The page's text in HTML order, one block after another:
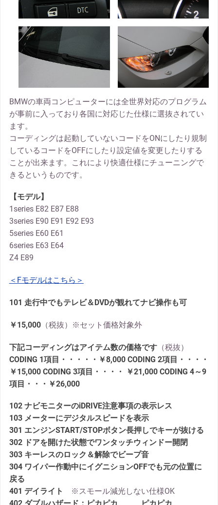
BMWの車両コンピューターには全世界対応のプログラム
が事前に入っており各国に対応じた仕様に選抜されてい
ます。
コーディングは起動していないコードをONにしたり規制
しているコードをOFFにしたり設定値を変更したりする
ことが出来ます。これにより快適仕様にチューニングで
きるというものです。
【モデル】
1series E82 E87 E88
3series E90 E91 E92 E93
5series E60 E61
6series E63 E64
Z4 E89
＜Fモデルはこちら＞
101 走行中でもテレビ＆DVDが観れてナビ操作も可
￥15,000（税抜）※セット価格対象外
下記コーディングはアイテム数の価格です（税抜）
CODING 1項目・・・・・￥8,000 CODING 2項目・・・・
￥15,000 CODING 3項目・・・・ ￥21,000 CODING 4～9
項目・・・￥26,000
102 ナビモニターのiDRIVE注意事項の表示レス
103 メーターにデジタルスピードを表示
301 エンジンSTART/STOPボタン長押しでキーが抜ける
302 ドアを開けた状態でワンタッチウィンドー開閉
303 キーレスのロック＆解除でビープ音
304 ワイパー作動中にイグニションOFFでも元の位置に
戻る
401 デイライト
※スモール減光しない仕様OK